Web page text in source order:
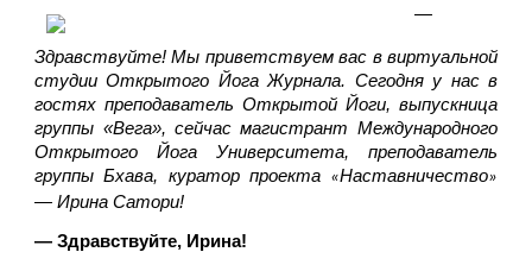
—
Здравствуйте! Мы приветствуем вас в виртуальной
студии Открытого Йога Журнала. Сегодня у нас в
гостях преподаватель Открытой Йоги, выпускница
группы «Вега», сейчас магистрант Международного
Открытого Йога Университета, преподаватель
группы Бхава, куратор проекта «Наставничество»
— Ирина Сатори!
— Здравствуйте, Ирина!